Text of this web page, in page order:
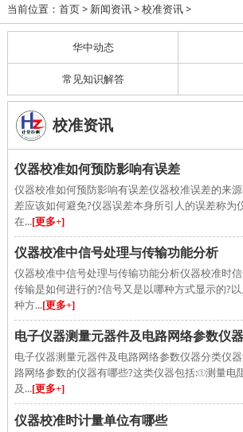
当前位置： 首页> 新闻资讯> 校准资讯>
华中动态
常见知识解答
校准资讯
仪器校准如何预防影响有误差
仪器校准如何预防影响有误差仪器校准误差的来
差应该如何避免?仪器误差本身所引人的误差称为
在...[更多+]
仪器校准中信号处理与传输功能分析
仪器校准中信号处理与传输功能分析仪器校准时
传输是如何进行的?信号又是以哪种方式显示的?
种方...[更多+]
电子仪器测量元器件及电路网络参数仪
电子仪器测量元器件及电路网络参数仪器分类仪
路网络参数的仪器有哪些?这类仪器包括:①测量电
及...[更多+]
仪器校准时计量单位有哪些